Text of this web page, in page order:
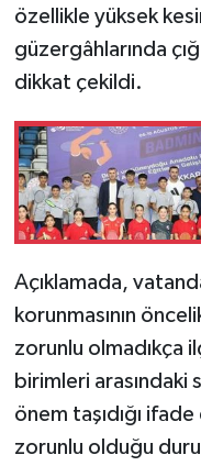
özellikle yüksek
güzergâhlarında
dikkat çekildi.
Açıklamada,
korunmasının
zorunlu olmadıkça
birimleri
önem taşıdığı
zorunlu olduğu
POLİTİKA
SAĞLIK
SİYASET
SPOR
TARİH
TEKNOLOJİ
YAŞAM